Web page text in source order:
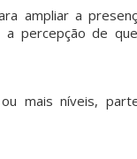
ampliar a
percepção de
mais níveis,
...
avançara
m nas
urnas.
34
0